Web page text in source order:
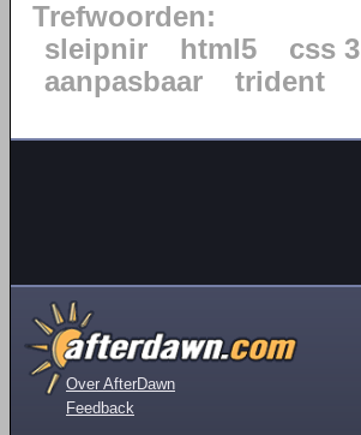
Trefwoorden:
sleipnir
html5 css 3
aanpasbaar
trident
Over AfterDawn
Feedback